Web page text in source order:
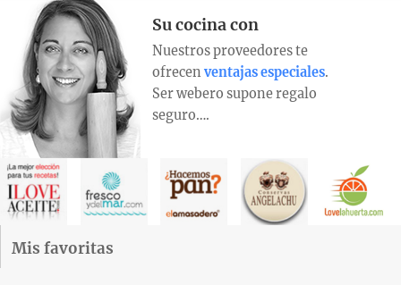
Su cocina con
Nuestros proveedores te
ofrecen ventajas especiales.
Ser webero supone regalo
seguro….
Mis favoritas